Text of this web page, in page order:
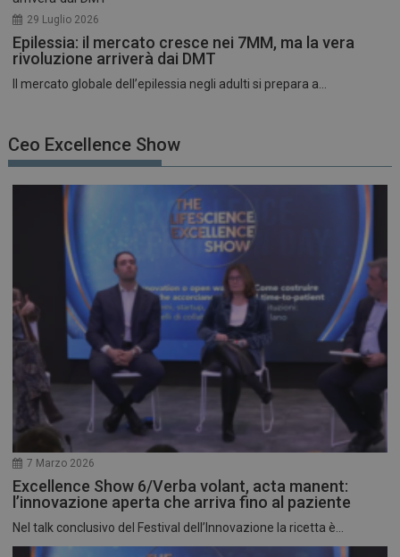
29 Luglio 2026
Epilessia: il mercato cresce nei 7MM, ma la vera
rivoluzione arriverà dai DMT
Il mercato globale dell’epilessia negli adulti si prepara a...
Ceo Excellence Show
7 Marzo 2026
Excellence Show 6/Verba volant, acta manent:
l’innovazione aperta che arriva fino al paziente
Nel talk conclusivo del Festival dell’Innovazione la ricetta è...